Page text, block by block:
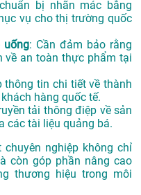
bị nhãn mác bằng
vụ cho thị trường quốc
uống: Cần đảm bảo rằng
về an toàn thực phẩm tại
thông tin chi tiết về thành
hàng quốc tế.
tải thông điệp về sản
các tài liệu quảng bá.
nghiệp không chỉ
còn góp phần nâng cao
thương hiệu trong môi